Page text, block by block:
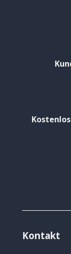
Kontakt